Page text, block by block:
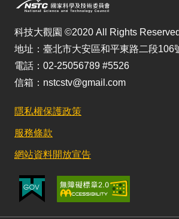
科技大觀園 ©2020 All Rights
地址：臺北市大安區和平東路二段106
電話：02-25056789 #5526
信箱：nstcstv@gmail.com
隱私權保護政策
服務條款
網站資料開放宣告